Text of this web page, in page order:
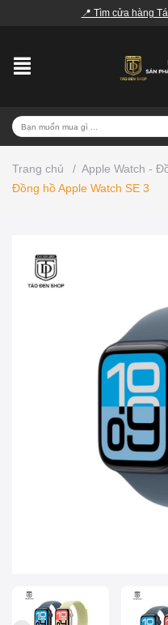
📍 Tìm cửa hàng
Trang chủ / Apple Watch -
Đồng hồ Apple Watch SE 3